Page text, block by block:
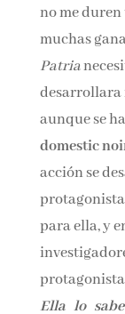
que no me
tenía
de leerPatria
enganchara
sabees un
el género del
dentro de la
que deja de
no
propios
lo comen.